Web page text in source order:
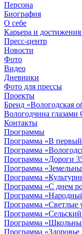
Персона
Биография
О себе
Карьера и
Пресс-центр
Новости
Фото
Видео
Дневники
Фото для прессы
Проекты
Бренд «Вологодская
Вологодчина
Контакты
Программы
Программа «В первый
Программа
Программа «Дороги
Программа
Программа
Программа «С днем
Программа
Программа «Светлые
Программа
Программа
Программа